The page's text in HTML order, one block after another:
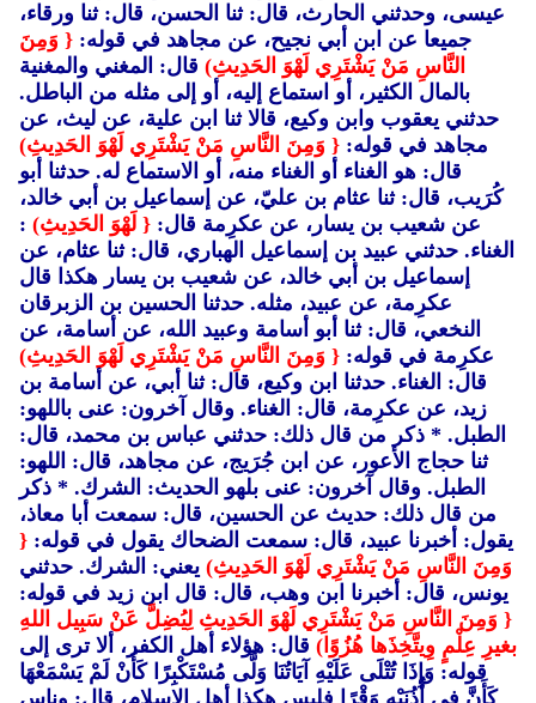
عيسى، وحدثني الحارث، قال: ثنا الحسن، قال: ثنا ورقاء،
جميعا عن ابن أبي نجيح، عن مجاهد في قوله: { وَمِنَ
النَّاسِ مَنْ يَشْتَرِي لَهْوَ الحَدِيثِ) قال: المغني والمغنية
بالمال الكثير، أو استماع إليه، أو إلى مثله من الباطل.
حدثني يعقوب وابن وكيع، قالا ثنا ابن علية، عن ليث، عن
مجاهد في قوله: { وَمِنَ النَّاسِ مَنْ يَشْتَرِي لَهْوَ الحَدِيثِ)
قال: هو الغناء أو الغناء منه، أو الاستماع له. حدثنا أبو
كُرَيب، قال: ثنا عثام بن عليّ، عن إسماعيل بن أبي خالد،
عن شعيب بن يسار، عن عكرِمة قال: { لَهْوَ الحَدِيثِ) :
الغناء. حدثني عبيد بن إسماعيل الهباري، قال: ثنا عثام، عن
إسماعيل بن أبي خالد، عن شعيب بن يسار هكذا قال
عكرِمة، عن عبيد، مثله. حدثنا الحسين بن الزبرقان
النخعي، قال: ثنا أبو أسامة وعبيد الله، عن أسامة، عن
عكرِمة في قوله: { وَمِنَ النَّاسِ مَنْ يَشْتَرِي لَهْوَ الحَدِيثِ)
قال: الغناء. حدثنا ابن وكيع، قال: ثنا أبي، عن أسامة بن
زيد، عن عكرِمة، قال: الغناء. وقال آخرون: عنى باللهو:
الطبل. * ذكر من قال ذلك: حدثني عباس بن محمد، قال:
ثنا حجاج الأعور، عن ابن جُرَيج، عن مجاهد، قال: اللهو:
الطبل. وقال آخرون: عنى بلهو الحديث: الشرك. * ذكر
من قال ذلك: حديث عن الحسين، قال: سمعت أبا معاذ،
يقول: أخبرنا عبيد، قال: سمعت الضحاك يقول في قوله: {
وَمِنَ النَّاسِ مَنْ يَشْتَرِي لَهْوَ الحَدِيثِ) يعني: الشرك. حدثني
يونس، قال: أخبرنا ابن وهب، قال: قال ابن زيد في قوله:
{ وَمِنَ النَّاسِ مَنْ يَشْتَرِي لَهْوَ الحَدِيثِ لِيُضِلَّ عَنْ سَبِيل اللهِ
بغيرِ عِلْمٍ وِيتَّخِذَها هُزُوًا) قال: هؤلاء أهل الكفر، ألا ترى إلى
قوله: وَإِذَا تُتْلَى عَلَيْهِ آيَاتُنَا وَلَّى مُسْتَكْبِرًا كَأَنْ لَمْ يَسْمَعْهَا
كَأَنَّ فِي أُذُنَيْهِ وَقْرًا فليس هكذا أهل الإسلام، قال: وناس